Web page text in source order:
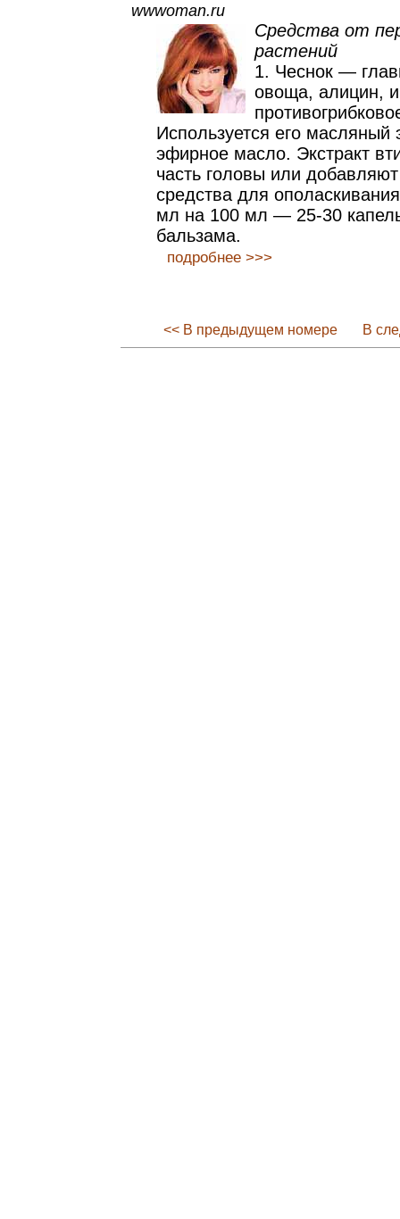
wwwoman.ru
Средства от
растений
1. Чеснок —
овоща, алицин,
Используется его масляный
эфирное масло. Экстракт
часть головы или
средства для
мл на 100 мл — 25-30
бальзама.
подробнее >>>
<< В предыдущем номере В